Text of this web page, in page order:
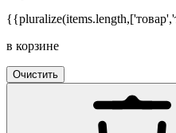
в корзине
Очистить